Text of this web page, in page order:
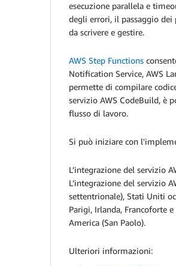
esecuzione parallela e
degli errori, il passaggio dei
da scrivere e gestire.
AWS Step Functions
Notification Service, AWS
permette di compilare
servizio AWS CodeBuild, è
flusso di lavoro.
Si può iniziare con
L’integrazione del servizio
L’integrazione del servizio
settentrionale), Stati Uniti
Parigi, Irlanda, Francoforte
America (San Paolo).
Ulteriori informazioni: